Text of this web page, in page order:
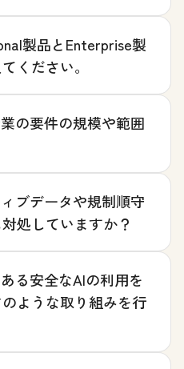
製品とEnterprise製
ください。
の要件の規模や範囲
ブデータや規制順守
処していますか？
る安全なAIの利用を
ような取り組みを行